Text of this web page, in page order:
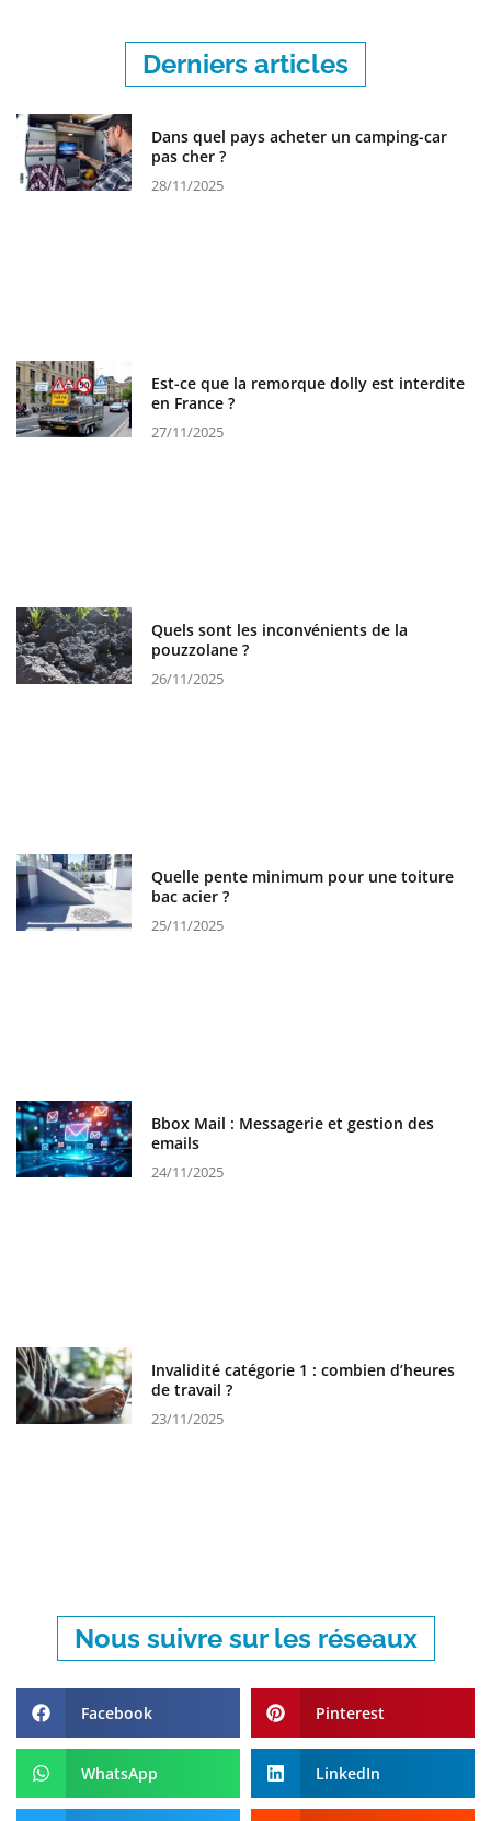
Derniers articles
Dans quel pays acheter un camping-car
pas cher ?
28/11/2025
Est-ce que la remorque dolly est interdite
en France ?
27/11/2025
Quels sont les inconvénients de la
pouzzolane ?
26/11/2025
Quelle pente minimum pour une toiture
bac acier ?
25/11/2025
Bbox Mail : Messagerie et gestion des
emails
24/11/2025
Invalidité catégorie 1 : combien d’heures
de travail ?
23/11/2025
Nous suivre sur les réseaux
Facebook Pinterest
WhatsApp LinkedIn